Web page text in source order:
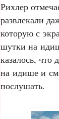
Рихлер
развлекали
которую с
шутки на
казалось, что
на идише и
послушать.